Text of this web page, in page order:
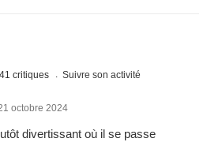
critiques Suivre son activité
octobre 2024
divertissant où il se passe